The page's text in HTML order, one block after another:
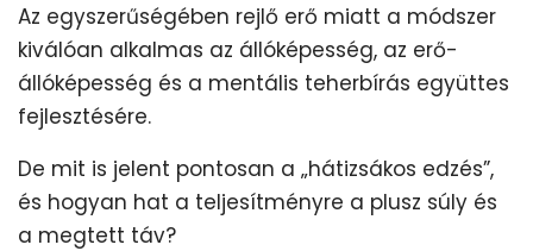
Az egyszerűségében rejlő erő miatt a módszer
kiválóan alkalmas az állóképesség, az erő-
állóképesség és a mentális teherbírás együttes
fejlesztésére.
De mit is jelent pontosan a „hátizsákos edzés”,
és hogyan hat a teljesítményre a plusz súly és
a megtett táv?